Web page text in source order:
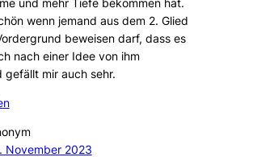
wenn jemand aus dem 2. Glied
beweisen darf, dass es
nach einer Idee von ihm
gefällt mir auch sehr.
November 2023